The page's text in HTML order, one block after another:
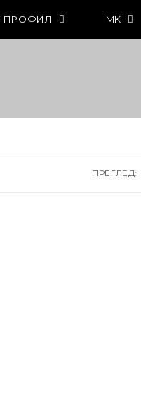
ПРОФИЛ MK
ПРЕГЛЕД: